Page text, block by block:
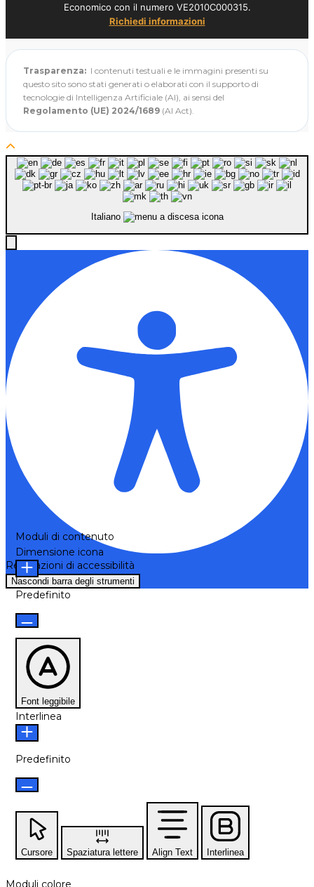
Economico con il numero VE2010C000315.
Richiedi informazioni
Trasparenza: I contenuti testuali e le immagini presenti su
questo sito sono stati generati o elaborati con il supporto di
tecnologie di Intelligenza Artificiale (AI), ai sensi del
Regolamento (UE) 2024/1689 (AI Act).
Italiano
Regolazioni di accessibilità
Nascondi barra degli strumenti
Moduli di contenuto
Dimensione icona
Predefinito
Font leggibile
Interlinea
Predefinito
Cursore Spaziatura lettere Align Text Interlinea
Moduli colore